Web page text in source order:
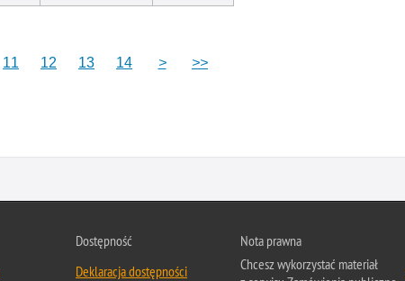
11 12 13 14 > >>
Dostępność
Deklaracja dostępności
Nota prawna
Chcesz wykorzystać materiał